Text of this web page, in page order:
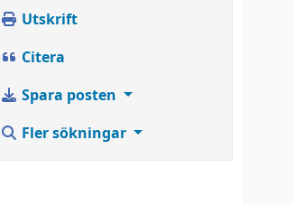
Utskrift
Citera
Spara posten
Fler sökningar